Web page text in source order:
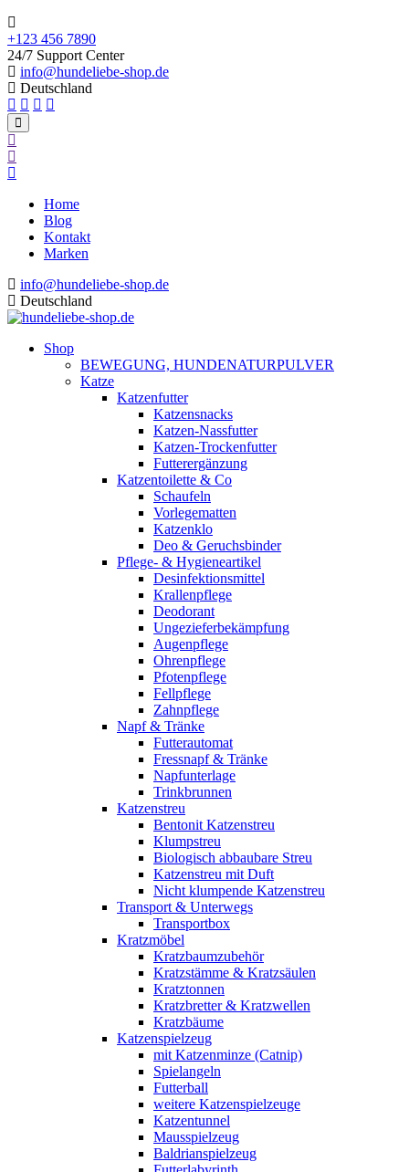
+123 456 7890
24/7 Support Center
info@hundeliebe-shop.de
Deutschland
Home
Blog
Kontakt
Marken
info@hundeliebe-shop.de
Deutschland
Shop
BEWEGUNG, HUNDENATURPULVER
Katze
Katzenfutter
Katzensnacks
Katzen-Nassfutter
Katzen-Trockenfutter
Futterergänzung
Katzentoilette & Co
Schaufeln
Vorlegematten
Katzenklo
Deo & Geruchsbinder
Pflege- & Hygieneartikel
Desinfektionsmittel
Krallenpflege
Deodorant
Ungezieferbekämpfung
Augenpflege
Ohrenpflege
Pfotenpflege
Fellpflege
Zahnpflege
Napf & Tränke
Futterautomat
Fressnapf & Tränke
Napfunterlage
Trinkbrunnen
Katzenstreu
Bentonit Katzenstreu
Klumpstreu
Biologisch abbaubare Streu
Katzenstreu mit Duft
Nicht klumpende Katzenstreu
Transport & Unterwegs
Transportbox
Kratzmöbel
Kratzbaumzubehör
Kratzstämme & Kratzsäulen
Kratztonnen
Kratzbretter & Kratzwellen
Kratzbäume
Katzenspielzeug
mit Katzenminze (Catnip)
Spielangeln
Futterball
weitere Katzenspielzeuge
Katzentunnel
Mausspielzeug
Baldrianspielzeug